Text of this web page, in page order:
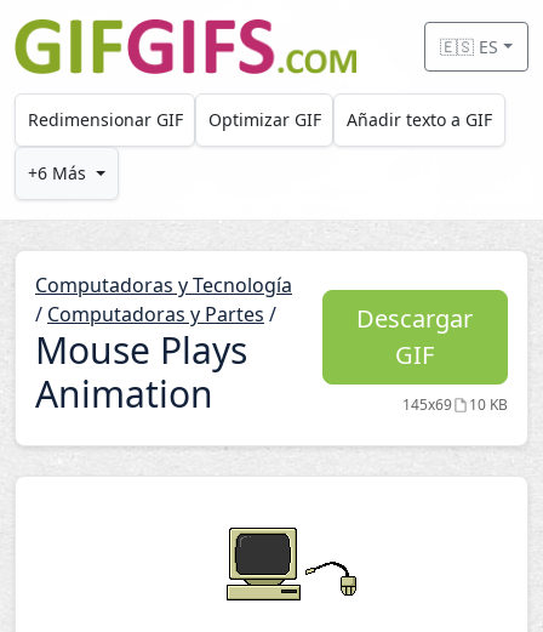
Skip to main content
🇪🇸 ES
Redimensionar GIF Optimizar GIF Añadir texto a GIF
+6 Más
Computadoras y Tecnología
/ Computadoras y Partes /
Mouse Plays
Animation
Descargar
GIF
145x69 10 KB